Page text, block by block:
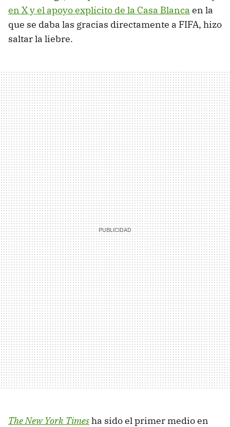
en X y el apoyo explícito de la Casa Blanca en la
que se daba las gracias directamente a FIFA, hizo
saltar la liebre.
The New York Timesha sido el primer medio en